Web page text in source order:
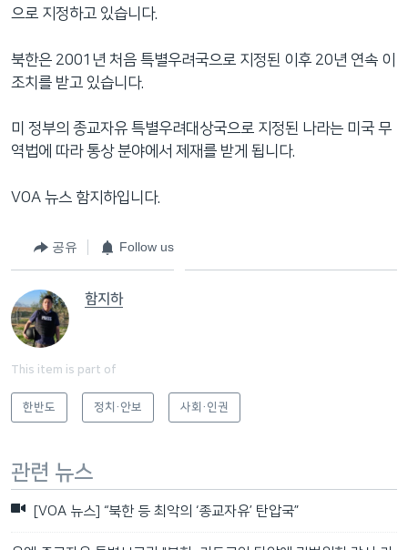
으로 지정하고 있습니다.
북한은 2001년 처음 특별우려국으로 지정된 이후 20년 연속 이
조치를 받고 있습니다.
미 정부의 종교자유 특별우려대상국으로 지정된 나라는 미국 무
역법에 따라 통상 분야에서 제재를 받게 됩니다.
VOA 뉴스 함지하입니다.
공유 Follow us
함지하
This item is part of
한반도 정치·안보 사회·인권
관련 뉴스
[VOA 뉴스] “북한 등 최악의 ‘종교자유’ 탄압국”